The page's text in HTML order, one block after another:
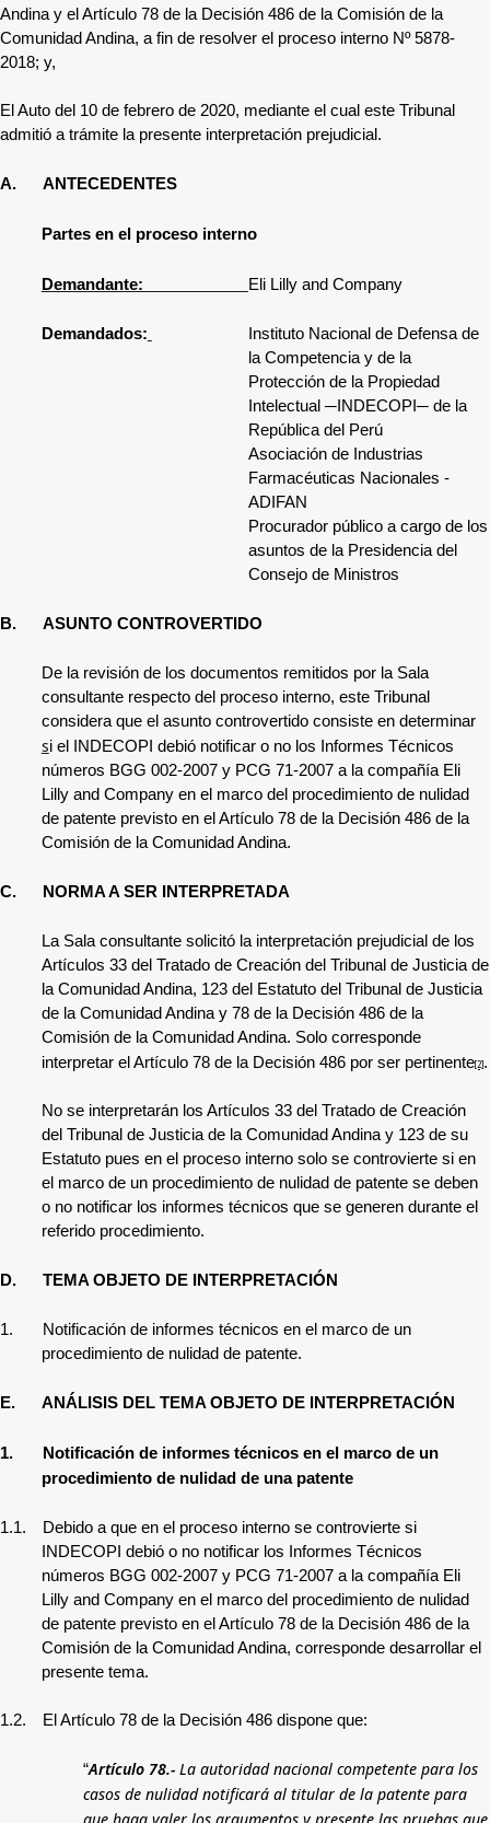
Andina y el Artículo 78 de la Decisión 486 de la Comisión de la
Comunidad Andina, a fin de resolver el proceso interno Nº5878-
2018; y,
El Auto del 10 de febrero de 2020, mediante el cual este Tribunal
admitió a trámite la presente interpretación prejudicial.
A. ANTECEDENTES
Partes en el proceso interno
Demandante: Eli Lilly and Company
Demandados:
Instituto Nacional de Defensa de
la Competencia y de la
Protección de la Propiedad
Intelectual ─INDECOPI─ de la
República del Perú
Asociación de Industrias
Farmacéuticas Nacionales -
ADIFAN
Procurador público a cargo de los
asuntos de la Presidencia del
Consejo de Ministros
B. ASUNTO CONTROVERTIDO
De la revisión de los documentos remitidos por la Sala
consultante respecto del proceso interno, este Tribunal
considera que el asunto controvertido consiste en determinar
si el INDECOPI debió notificar o no los Informes Técnicos
números BGG 002-2007 y PCG 71-2007 a la compañía Eli
Lilly and Company en el marco del procedimiento de nulidad
de patente previsto en el Artículo 78 de la Decisión 486 de la
Comisión de la Comunidad Andina.
C. NORMA A SER INTERPRETADA
La Sala consultante solicitó la interpretación prejudicial de los
Artículos 33 del Tratado de Creación del Tribunal de Justicia de
la Comunidad Andina, 123 del Estatuto del Tribunal de Justicia
de la Comunidad Andina y 78 de la Decisión 486 de la
Comisión de la Comunidad Andina. Solo corresponde
interpretar el Artículo 78 de la Decisión 486 por ser pertinente[2].
No se interpretarán los Artículos 33 del Tratado de Creación
del Tribunal de Justicia de la Comunidad Andina y 123 de su
Estatuto pues en el proceso interno solo se controvierte si en
el marco de un procedimiento de nulidad de patente se deben
o no notificar los informes técnicos que se generen durante el
referido procedimiento.
D. TEMA OBJETO DE INTERPRETACIÓN
1.
Notificación de informes técnicos en el marco de un
procedimiento de nulidad de patente.
E. ANÁLISIS DEL TEMA OBJETO DE INTERPRETACIÓN
1.
Notificación de informes técnicos en el marco de un
procedimiento de nulidad de una patente
1.1.
Debido a que en el proceso interno se controvierte si
INDECOPI debió o no notificar los Informes Técnicos
números BGG 002-2007 y PCG 71-2007 a la compañía Eli
Lilly and Company en el marco del procedimiento de nulidad
de patente previsto en el Artículo 78 de la Decisión 486 de la
Comisión de la Comunidad Andina, corresponde desarrollar el
presente tema.
1.2. El Artículo 78 de la Decisión 486 dispone que:
“Artículo 78.-La autoridad nacional competente para los
casos de nulidad notificará al titular de la patente para
que haga valer los argumentos y presente las pruebas que